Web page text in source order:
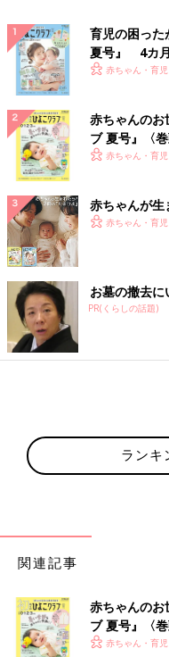
育児の困った
夏号』 4カ月
いっぱい！
赤ちゃん・育児
赤ちゃんのお
ブ 夏号』〈
く！ おっぱ
赤ちゃん・育児
赤ちゃんが生
赤ちゃん・育児
お墓の撤去
PR(くらしの話題)
ランキ
関連記事
赤ちゃんのお
ブ 夏号』〈
く！ おっぱ
赤ちゃん・育児